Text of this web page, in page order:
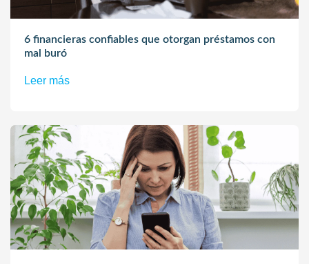
6 financieras confiables que otorgan préstamos con
mal buró
Leer más